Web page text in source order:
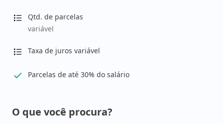
Qtd. de parcelas
variável
Taxa de juros variável
Parcelas de até 30% do salário
O que você procura?